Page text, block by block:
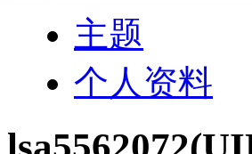
主题
个人资料